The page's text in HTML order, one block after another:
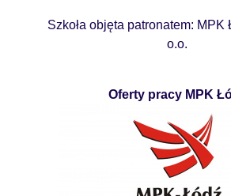
Szkoła objęta patronatem: MPK
o.o.
Oferty pracy MPK